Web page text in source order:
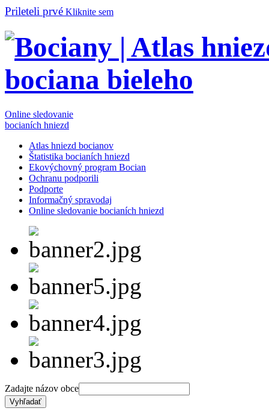
Prileteli prvé Kliknite sem
Online sledovanie
bocianích hniezd
Atlas hniezd bocianov
Štatistika bocianích hniezd
Ekovýchovný program Bocian
Ochranu podporili
Podporte
Informačný spravodaj
Online sledovanie bocianích hniezd
Zadajte názov obce